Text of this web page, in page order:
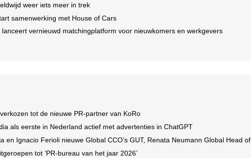
weer iets meer in trek
samenwerking met House of Cars
vernieuwd matchingplatform voor nieuwkomers en werkgevers
tot de nieuwe PR-partner van KoRo
als eerste in Nederland actief met advertenties in ChatGPT
Ignacio Ferioli nieuwe Global CCO’s GUT, Renata Neumann Global Head of Production
tot ‘PR-bureau van het jaar 2026’